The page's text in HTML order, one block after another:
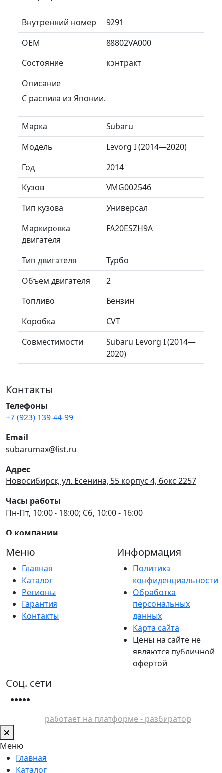
Внутренний номер
9291
ОЕМ
88802VA000
Состояние
контракт
Описание
С распила из Японии.
Марка
Subaru
Модель
Levorg I (2014—2020)
Год
2014
Кузов
VMG002546
Тип кузова
Универсал
Маркировка
двигателя
FA20ESZH9A
Тип двигателя
Турбо
Объем двигателя
2
Топливо
Бензин
Коробка
CVT
Совместимости
Subaru Levorg I (2014—
2020)
Контакты
Телефоны
+7 (923) 139-44-99
Email
subarumax@list.ru
Адрес
Новосибирск, ул. Есенина, 55 корпус 4, бокс 2257
Часы работы
Пн-Пт, 10:00 - 18:00; Сб, 10:00 - 16:00
О компании
Меню
Главная
Каталог
Регионы
Гарантия
Контакты
Информация
Политика
конфиденциальности
Обработка
персональных
данных
Карта сайта
Цены на сайте не
являются публичной
офертой
Соц. сети
работает на платформе - разбиратор
Меню
Главная
Каталог